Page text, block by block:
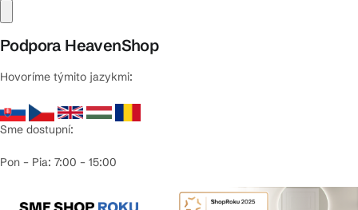
Podpora HeavenShop
Hovoríme týmito jazykmi:
Sme dostupní:
Pon – Pia: 7:00 – 15:00